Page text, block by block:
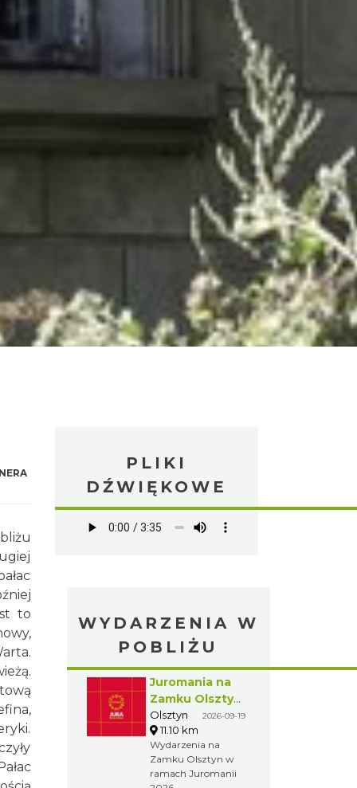
to
PLIKI
DŹWIĘKOWE
WYDARZENIA W
POBLIŻU
Juromania na
Zamku Olsztyn:
19.09.2026
(sobota)
Olsztyn 2026-09-19
11.10 km
Wydarzenia na
Zamku Olsztyn w
ramach Juromanii